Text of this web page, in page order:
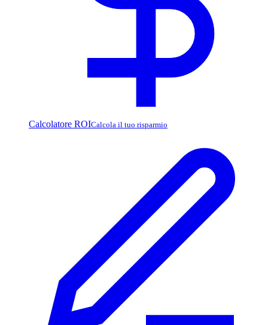
Calcolatore ROICalcola il tuo risparmio